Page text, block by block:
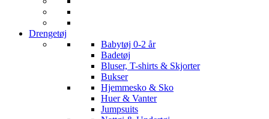
Drengetøj
Babytøj 0-2 år
Badetøj
Bluser, T-shirts & Skjorter
Bukser
Hjemmesko & Sko
Huer & Vanter
Jumpsuits